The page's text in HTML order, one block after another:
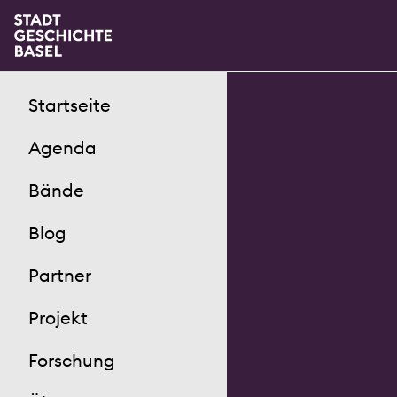
Startseite
Agenda
Bände
Blog
Partner
Projekt
Forschung